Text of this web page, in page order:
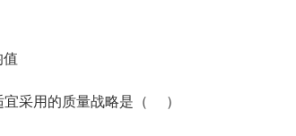
采用的质量战略是（ ）